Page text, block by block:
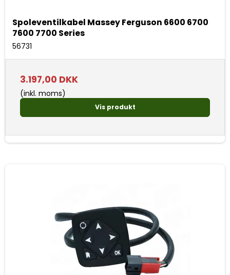
Spoleventilkabel Massey Ferguson 6600 6700
7600 7700 Series
56731
3.197,00 DKK
(inkl. moms)
Vis produkt